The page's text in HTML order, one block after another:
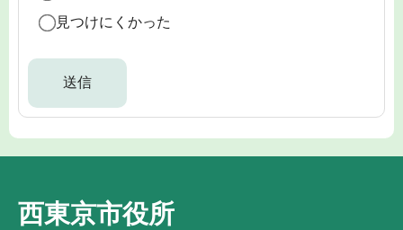
見つけにくかった
西東京市役所